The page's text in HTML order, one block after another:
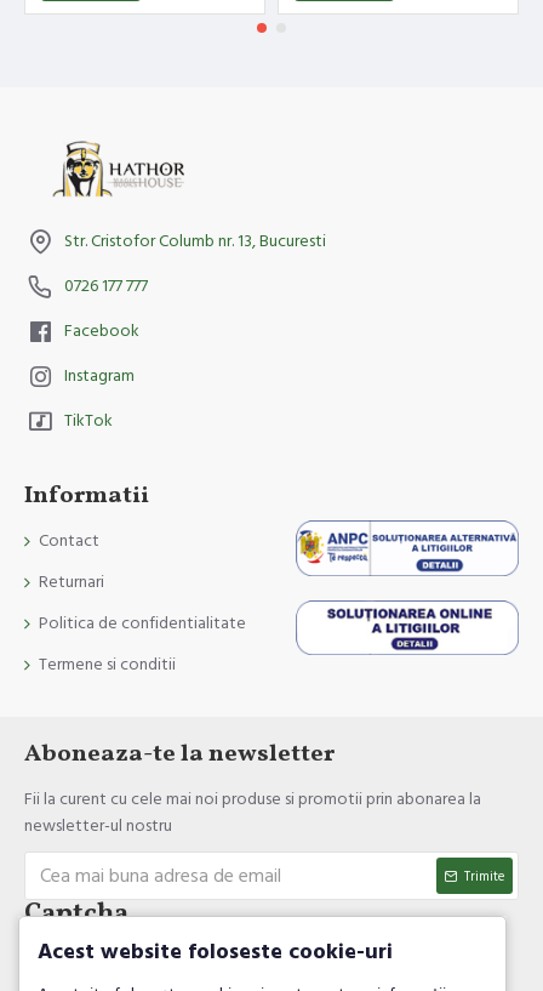
Str. Cristofor Columb nr. 13, Bucuresti
0726 177 777
Facebook
Instagram
TikTok
Informatii
Contact
Returnari
Politica de confidentialitate
Termene si conditii
Aboneaza-te la newsletter
Fii la curent cu cele mai noi produse si promotii prin abonarea la
newsletter-ul nostru
Trimite
Captcha
Acest website foloseste cookie-uri